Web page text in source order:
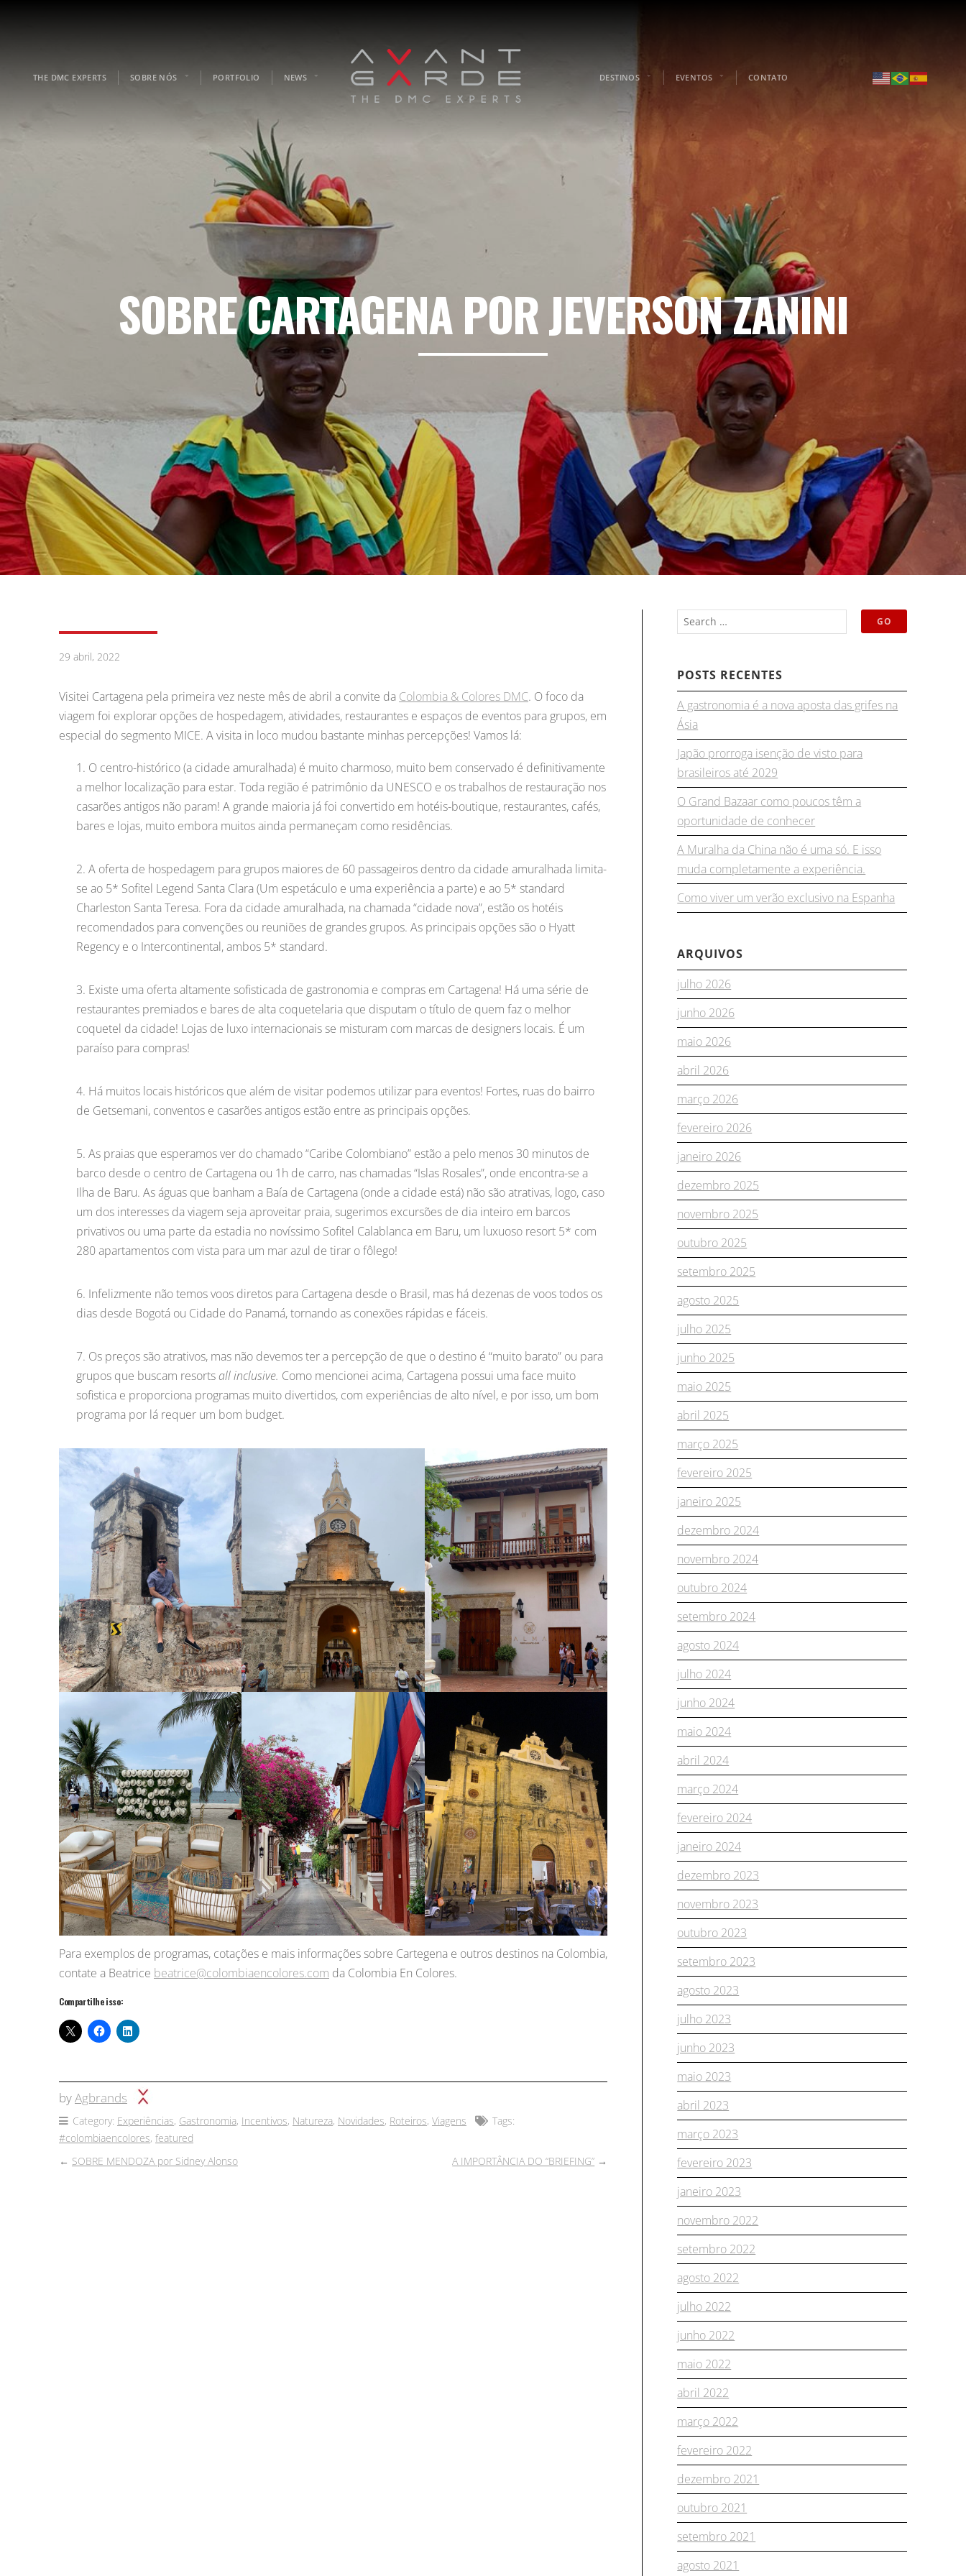
THE DMC EXPERTS SOBRE NÓS PORTFOLIO NEWS DESTINOS EVENTOS CONTATO
SOBRE CARTAGENA POR JEVERSON ZANINI
29 abril, 2022
Visitei Cartagena pela primeira vez neste mês de abril a convite da Colombia & Colores DMC. O foco da
viagem foi explorar opções de hospedagem, atividades, restaurantes e espaços de eventos para grupos, em
especial do segmento MICE. A visita in loco mudou bastante minhas percepções! Vamos lá:
O centro-histórico (a cidade amuralhada) é muito charmoso, muito bem conservado é definitivamente
a melhor localização para estar. Toda região é patrimônio da UNESCO e os trabalhos de restauração nos
casarões antigos não param! A grande maioria já foi convertido em hotéis-boutique, restaurantes, cafés,
bares e lojas, muito embora muitos ainda permaneçam como residências.
A oferta de hospedagem para grupos maiores de 60 passageiros dentro da cidade amuralhada limita-
se ao 5* Sofitel Legend Santa Clara (Um espetáculo e uma experiência a parte) e ao 5* standard
Charleston Santa Teresa. Fora da cidade amuralhada, na chamada “cidade nova”, estão os hotéis
recomendados para convenções ou reuniões de grandes grupos. As principais opções são o Hyatt
Regency e o Intercontinental, ambos 5* standard.
Existe uma oferta altamente sofisticada de gastronomia e compras em Cartagena! Há uma série de
restaurantes premiados e bares de alta coquetelaria que disputam o título de quem faz o melhor
coquetel da cidade! Lojas de luxo internacionais se misturam com marcas de designers locais. É um
paraíso para compras!
Há muitos locais históricos que além de visitar podemos utilizar para eventos! Fortes, ruas do bairro
de Getsemani, conventos e casarões antigos estão entre as principais opções.
As praias que esperamos ver do chamado “Caribe Colombiano” estão a pelo menos 30 minutos de
barco desde o centro de Cartagena ou 1h de carro, nas chamadas “Islas Rosales”, onde encontra-se a
Ilha de Baru. As águas que banham a Baía de Cartagena (onde a cidade está) não são atrativas, logo, caso
um dos interesses da viagem seja aproveitar praia, sugerimos excursões de dia inteiro em barcos
privativos ou uma parte da estadia no novíssimo Sofitel Calablanca em Baru, um luxuoso resort 5* com
280 apartamentos com vista para um mar azul de tirar o fôlego!
Infelizmente não temos voos diretos para Cartagena desde o Brasil, mas há dezenas de voos todos os
dias desde Bogotá ou Cidade do Panamá, tornando as conexões rápidas e fáceis.
Os preços são atrativos, mas não devemos ter a percepção de que o destino é “muito barato” ou para
grupos que buscam resortsall inclusive. Como mencionei acima, Cartagena possui uma face muito
sofistica e proporciona programas muito divertidos, com experiências de alto nível, e por isso, um bom
programa por lá requer um bom budget.
Para exemplos de programas, cotações e mais informações sobre Cartegena e outros destinos na Colombia,
contate a Beatrice beatrice@colombiaencolores.com da Colombia En Colores.
Compartilhe isso:
byAgbrands
Category: Experiências, Gastronomia, Incentivos, Natureza, Novidades, Roteiros, Viagens
Tags:
#colombiaencolores, featured
← SOBRE MENDOZA por Sidney Alonso A IMPORTÂNCIA DO “BRIEFING” →
POSTS RECENTES
A gastronomia é a nova aposta das grifes na
Ásia
Japão prorroga isenção de visto para
brasileiros até 2029
O Grand Bazaar como poucos têm a
oportunidade de conhecer
A Muralha da China não é uma só. E isso
muda completamente a experiência.
Como viver um verão exclusivo na Espanha
ARQUIVOS
julho 2026
junho 2026
maio 2026
abril 2026
março 2026
fevereiro 2026
janeiro 2026
dezembro 2025
novembro 2025
outubro 2025
setembro 2025
agosto 2025
julho 2025
junho 2025
maio 2025
abril 2025
março 2025
fevereiro 2025
janeiro 2025
dezembro 2024
novembro 2024
outubro 2024
setembro 2024
agosto 2024
julho 2024
junho 2024
maio 2024
abril 2024
março 2024
fevereiro 2024
janeiro 2024
dezembro 2023
novembro 2023
outubro 2023
setembro 2023
agosto 2023
julho 2023
junho 2023
maio 2023
abril 2023
março 2023
fevereiro 2023
janeiro 2023
novembro 2022
setembro 2022
agosto 2022
julho 2022
junho 2022
maio 2022
abril 2022
março 2022
fevereiro 2022
dezembro 2021
outubro 2021
setembro 2021
agosto 2021